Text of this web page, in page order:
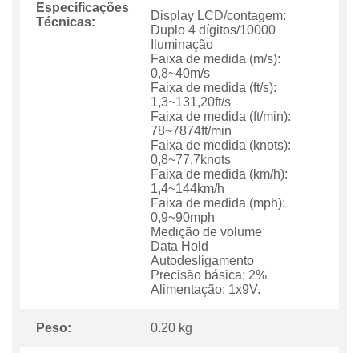
Especificações
Técnicas:
Display LCD/contagem:
Duplo 4 dígitos/10000
Iluminação
Faixa de medida (m/s):
0,8~40m/s
Faixa de medida (ft/s):
1,3~131,20ft/s
Faixa de medida (ft/min):
78~7874ft/min
Faixa de medida (knots):
0,8~77,7knots
Faixa de medida (km/h):
1,4~144km/h
Faixa de medida (mph):
0,9~90mph
Medição de volume
Data Hold
Autodesligamento
Precisão básica: 2%
Alimentação: 1x9V.
Peso: 0.20 kg